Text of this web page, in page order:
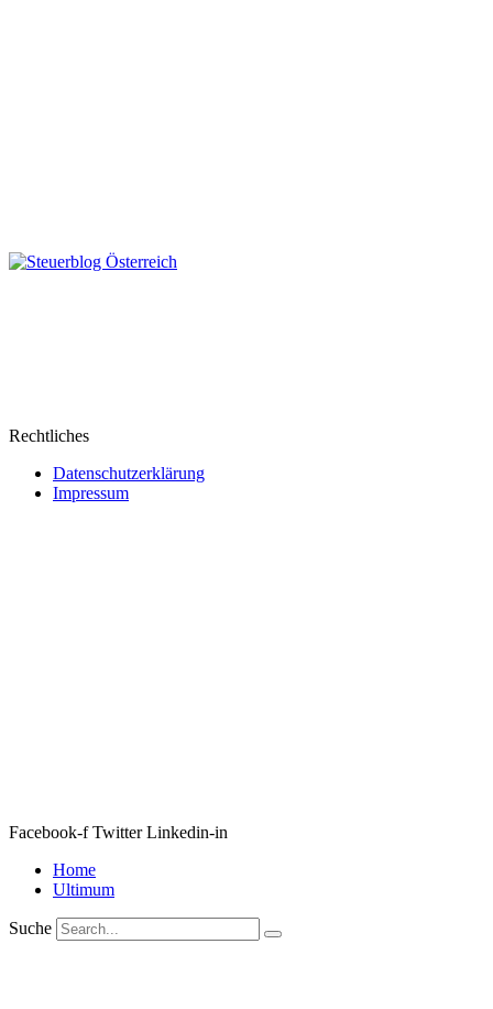
Rechtliches
Datenschutzerklärung
Impressum
Facebook-f Twitter Linkedin-in
Home
Ultimum
Suche